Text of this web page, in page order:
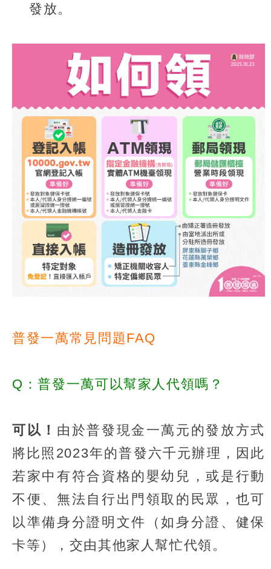
發放。
普發一萬常見問題FAQ
Q：普發一萬可以幫家人代領嗎？
可以！ 由於普發現金一萬元的發放方式
將比照2023年的普發六千元辦理，因此
若家中有符合資格的嬰幼兒，或是行動
不便、無法自行出門領取的民眾，也可
以準備身分證明文件（如身分證、健保
卡等），交由其他家人幫忙代領。